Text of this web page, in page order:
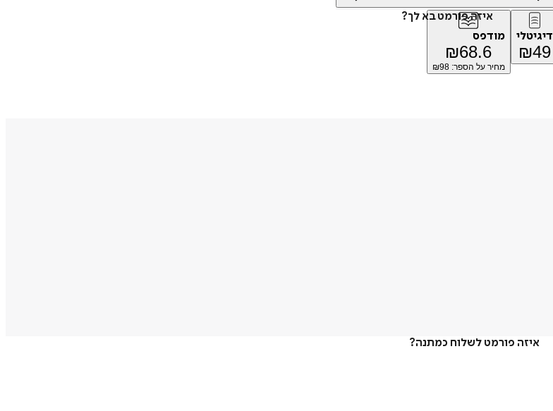
איזה פורמט בא לך?
דיגיטלי
₪49
מודפס
₪68.6
מחיר על הספר: ₪98
איזה פורמט לשלוח כמתנה?